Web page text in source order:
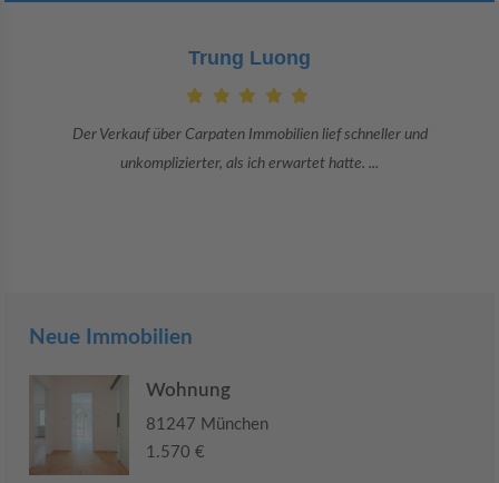
Claudia Bergrath
Danke an Carpaten Immobilien und besonders an Frau Adriana Sarca.
Sie war viele Monate mehr als ...
Neue Immobilien
Wohnung
81247 München
1.570 €